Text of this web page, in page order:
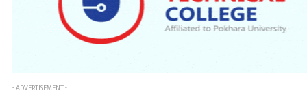
- ADVERTISEMENT -